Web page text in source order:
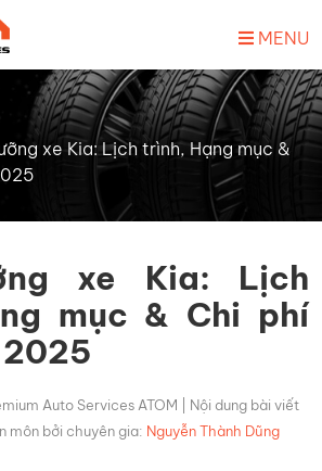
MENU
xe Kia: Lịch trình, Hạng mục &
xe Kia: Lịch
mục & Chi phí
Auto Services ATOM
| Nội dung bài viết
môn bởi chuyên gia: Nguyễn Thành Dũng